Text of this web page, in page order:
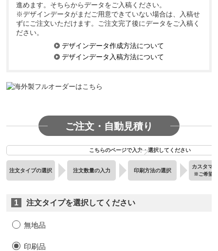
進めます。そちらからデータをご入稿ください。
※デザインデータがまだご用意できていない場合は、入稿せ
ずにご注文いただけます。ご注文完了後にデータをご入稿く
ださい。
デザインデータ作成方法について
デザインデータ入稿方法について
ご注文・自動見積り
こちらのページで入力・選択してください
注文タイプの選択 注文数量の入力 印刷方法の選択
カスタマ
※ご希望
1 注文タイプを選択してください
無地品
印刷品